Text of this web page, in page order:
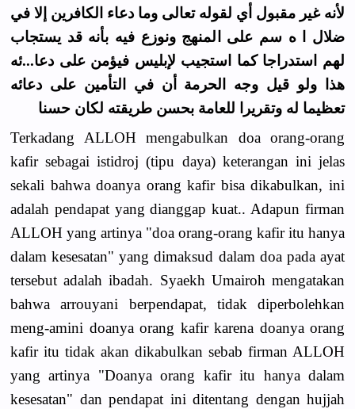
لأنه غير مقبول أي لقوله تعالى وما دعاء الكافرين إلا في
ضلال ا ه سم على المنهج ونوزع فيه بأنه قد يستجاب
لهم استدراجا كما استجيب لإبليس فيؤمن على دعا...ئه
هذا ولو قيل وجه الحرمة أن في التأمين على دعائه
تعظيما له وتقريرا للعامة بحسن طريقته لكان حسنا
Terkadang ALLOH mengabulkan doa orang-orang
kafir sebagai istidroj (tipu daya) keterangan ini jelas
sekali bahwa doanya orang kafir bisa dikabulkan, ini
adalah pendapat yang dianggap kuat.. Adapun firman
ALLOH yang artinya "doa orang-orang kafir itu hanya
dalam kesesatan" yang dimaksud dalam doa pada ayat
tersebut adalah ibadah. Syaekh Umairoh mengatakan
bahwa arrouyani berpendapat, tidak diperbolehkan
meng-amini doanya orang kafir karena doanya orang
kafir itu tidak akan dikabulkan sebab firman ALLOH
yang artinya "Doanya orang kafir itu hanya dalam
kesesatan" dan pendapat ini ditentang dengan hujjah